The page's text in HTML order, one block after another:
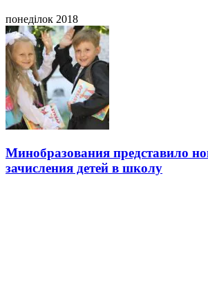
понеділок 2018
Минобразования представило
зачисления детей в школу